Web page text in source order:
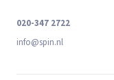
020-347 2722
info@spin.nl